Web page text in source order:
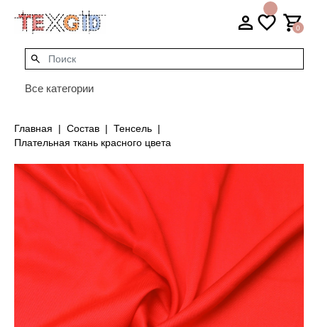
0
Все категории
Главная Состав
Тенсель
Плательная ткань красного цвета